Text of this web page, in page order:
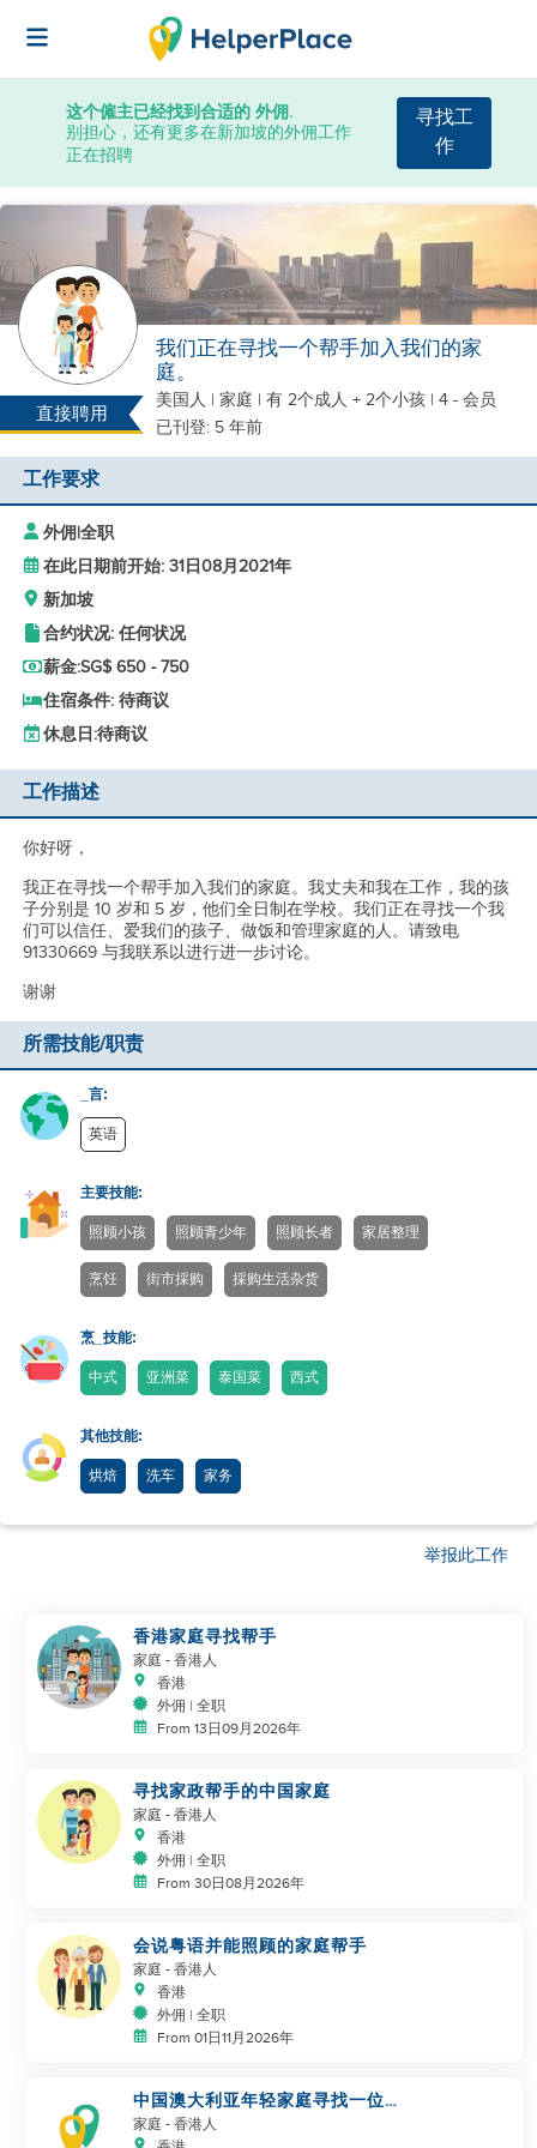
这个僱主已经找到合适的 外佣.
别担心，还有更多在新加坡的外佣工作
正在招聘
寻找工
作
直接聘用
我们正在寻找一个帮手加入我们的家
庭。
美国人 | 家庭 | 有 2个成人 + 2个小孩 | 4 - 会员
已刊登: 5 年前
工作要求
外佣|全职
在此日期前开始: 31日08月2021年
新加坡
合约状况: 任何状况
薪金:SG$ 650 - 750
住宿条件: 待商议
休息日:待商议
工作描述
你好呀，
我正在寻找一个帮手加入我们的家庭。我丈夫和我在工作，我的孩
子分别是 10 岁和 5 岁，他们全日制在学校。我们正在寻找一个我
们可以信任、爱我们的孩子、做饭和管理家庭的人。请致电
91330669 与我联系以进行进一步讨论。
谢谢
所需技能/职责
_言:
英语
主要技能:
照顾小孩 照顾青少年 照顾长者 家居整理
烹饪 街市採购 採购生活杂货
烹_技能:
中式 亚洲菜 泰国菜 西式
其他技能:
烘焙 洗车 家务
举报此工作
香港家庭寻找帮手
家庭 - 香港人
香港
外佣 | 全职
From 13日09月2026年
寻找家政帮手的中国家庭
家庭 - 香港人
香港
外佣 | 全职
From 30日08月2026年
会说粤语并能照顾的家庭帮手
家庭 - 香港人
香港
外佣 | 全职
From 01日11月2026年
中国澳大利亚年轻家庭寻找一位伟
大的阿姨
家庭 - 香港人